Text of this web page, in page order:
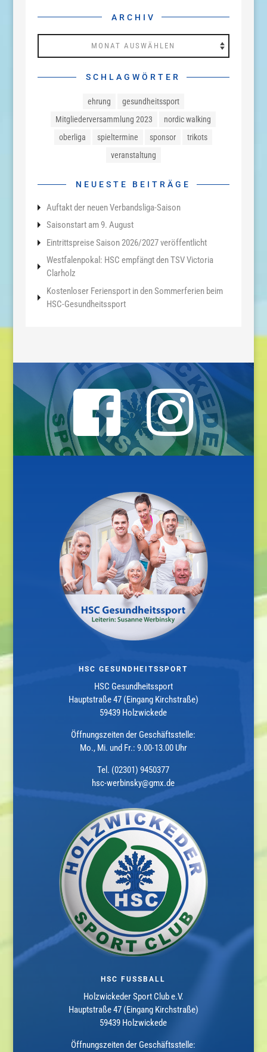
ARCHIV
SCHLAGWÖRTER
ehrung
gesundheitssport
Mitgliederversammlung 2023
nordic walking
oberliga
spieltermine sponsor
trikots
veranstaltung
NEUESTE BEITRÄGE
Auftakt der neuen Verbandsliga-Saison
Saisonstart am 9. August
Eintrittspreise Saison 2026/2027 veröffentlicht
Westfalenpokal: HSC empfängt den TSV Victoria
Clarholz
Kostenloser Feriensport in den Sommerferien beim
HSC-Gesundheitssport
HSC GESUNDHEITSSPORT
HSC Gesundheitssport
Hauptstraße 47 (Eingang Kirchstraße)
59439 Holzwickede
Öffnungszeiten der Geschäftsstelle:
Mo., Mi. und Fr.: 9.00-13.00 Uhr
Tel. (02301) 9450377
hsc-werbinsky@gmx.de
HSC FUSSBALL
Holzwickeder Sport Club e.V.
Hauptstraße 47 (Eingang Kirchstraße)
59439 Holzwickede
Öffnungszeiten der Geschäftsstelle: